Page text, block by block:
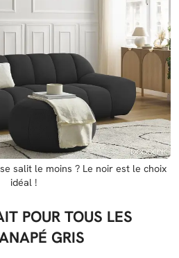
salit le moins ? Le noir est le choix
idéal !
POUR TOUS LES
GRIS